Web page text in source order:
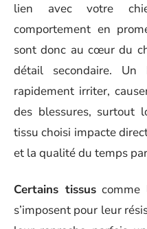
lien avec votre
comportement en
sont donc au cœur du
détail secondaire.
rapidement irriter,
des blessures, surtout
tissu choisi impacte
et la qualité du temps
Certains tissuscomme
s’imposent pour leur